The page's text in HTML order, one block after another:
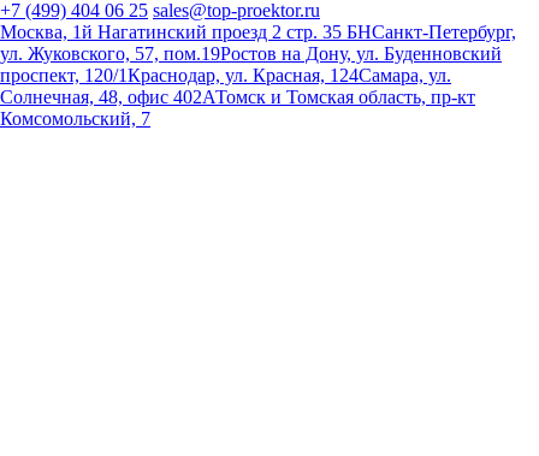
+7 (499) 404 06 25 sales@top-proektor.ru
Москва, 1й Нагатинский проезд 2 стр. 35 БНСанкт-Петербург,
ул. Жуковского, 57, пом.19Ростов на Дону, ул. Буденновский
проспект, 120/1Краснодар, ул. Красная, 124Самара, ул.
Солнечная, 48, офис 402АТомск и Томская область, пр-кт
Комсомольский, 7